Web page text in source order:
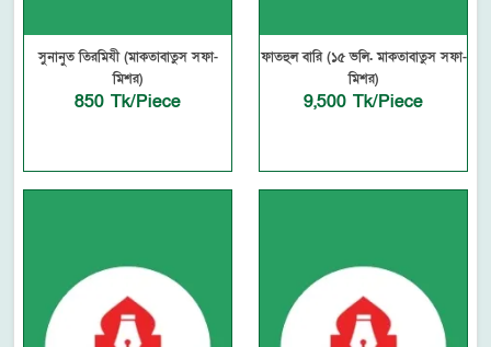
সুনানুত তিরমিযী (মাকতাবাতুস সফা-
মিশর)
850 Tk/Piece
ফাতহুল বারি (১৫ ভলি. মাকতাবাতুস সফা-
মিশর)
9,500 Tk/Piece